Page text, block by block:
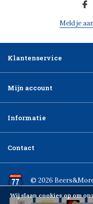
Meld je
Klantenservice
Mijn account
Informatie
Contact
© 2026
Wij slaan cookies op om